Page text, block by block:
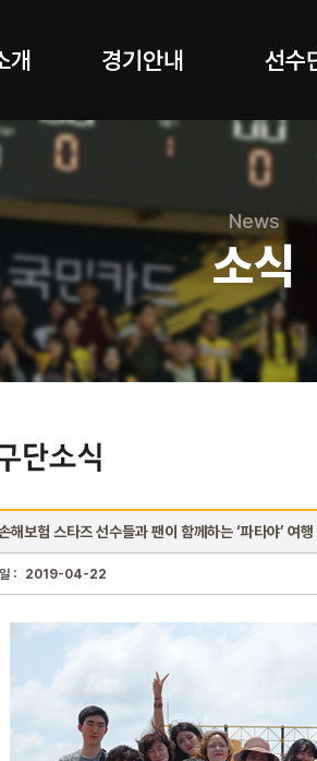
개 경기안내 선수
해보험 스타즈 선수들과 팬이 함께하는 ‘파타야’ 여행
: 2019-04-22